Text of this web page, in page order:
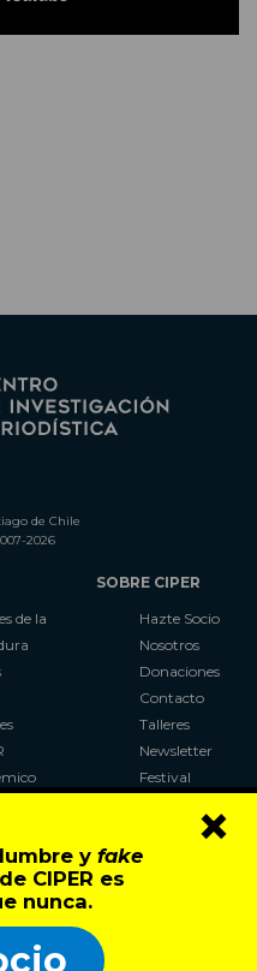
y fake
CIPER es
nunca.
×
de Chile
2026
de la
SOBRE CIPER
Hazte Socio
Nosotros
Donaciones
Contacto
Talleres
Newsletter
Festival